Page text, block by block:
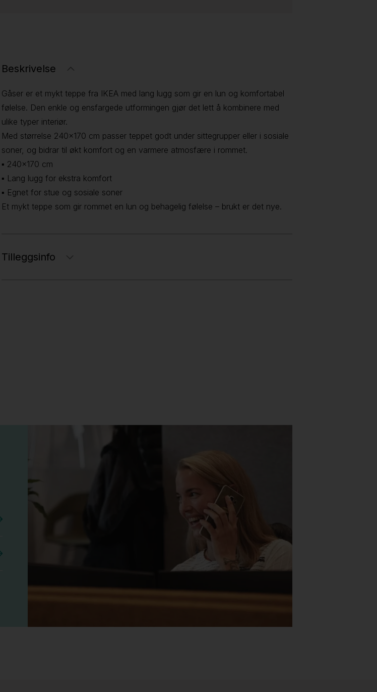
Beskrivelse
Gåser er et mykt teppe fra IKEA med lang lugg som gir en lun og komfortabel
følelse. Den enkle og ensfargede utformingen gjør det lett å kombinere med
ulike typer interiør.
Med størrelse 240x170 cm passer teppet godt under sittegrupper eller i sosiale
soner, og bidrar til økt komfort og en varmere atmosfære i rommet.
▪ 240x170 cm
▪ Lang lugg for ekstra komfort
▪ Egnet for stue og sosiale soner
Et mykt teppe som gir rommet en lun og behagelig følelse – brukt er det nye.
Tilleggsinfo